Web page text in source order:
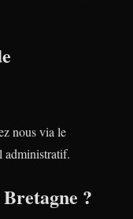
nous via le
administratif.
?